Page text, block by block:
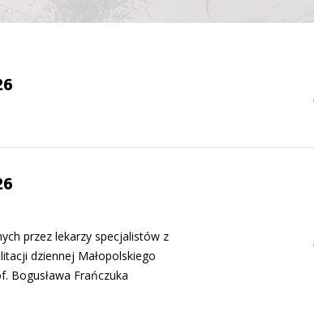
przez lekarzy specjalistów z
dziennej Małopolskiego
Bogusława Frańczuka